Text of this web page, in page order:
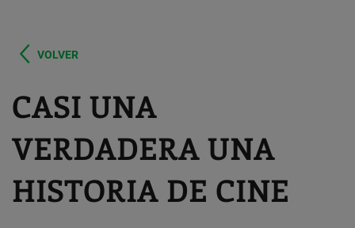
VOLVER
CASI UNA
VERDADERA UNA
HISTORIA DE CINE